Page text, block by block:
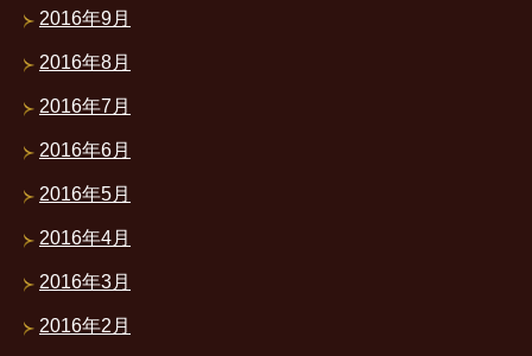
2016年9月
2016年8月
2016年7月
2016年6月
2016年5月
2016年4月
2016年3月
2016年2月